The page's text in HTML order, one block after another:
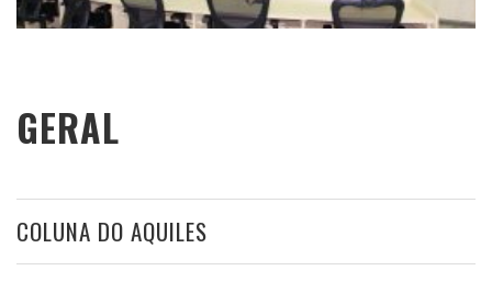
GERAL
COLUNA DO AQUILES